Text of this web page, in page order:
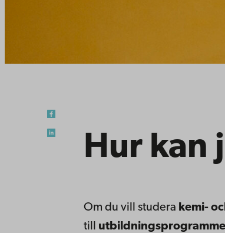
Hur kan
Om du vill studera kemi-
till